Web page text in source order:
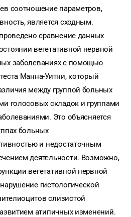
соотношение параметров,
является сходным.
сравнение данных
вегетативной нервной
заболеваниях с помощью
Манна-Уитни, который
между группой больных
голосовых складок и группами
Это объясняется
больных
и недостаточным
деятельности. Возможно,
вегетативной нервной
гистологической
слизистой
атипичных изменений.